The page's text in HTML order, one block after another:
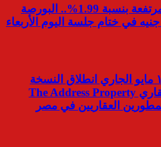
تغلق على قمة جديدة مرتفعة بنسبة 1.99%.. البورصة
في الفترة من ٨ إلى ١١ مايو الجاري انطلاق النسخة
الثانية من المعرض العقاري The Address Property